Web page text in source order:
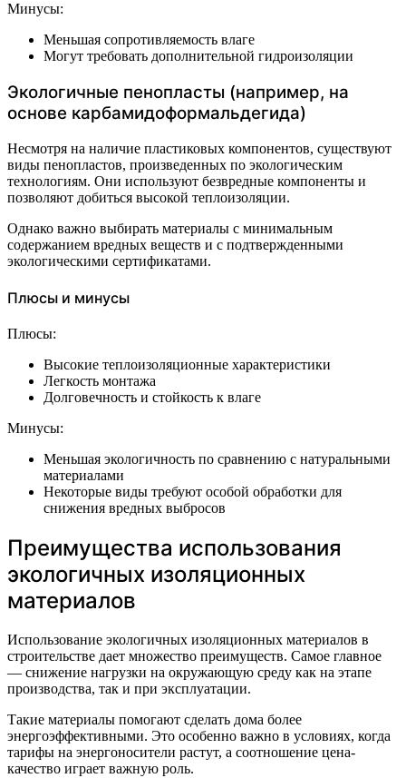
Минусы:
Меньшая сопротивляемость влаге
Могут требовать дополнительной гидроизоляции
Экологичные пенопласты (например, на
основе карбамидоформальдегида)
Несмотря на наличие пластиковых компонентов, существуют
виды пенопластов, произведенных по экологическим
технологиям. Они используют безвредные компоненты и
позволяют добиться высокой теплоизоляции.
Однако важно выбирать материалы с минимальным
содержанием вредных веществ и с подтвержденными
экологическими сертификатами.
Плюсы и минусы
Плюсы:
Высокие теплоизоляционные характеристики
Легкость монтажа
Долговечность и стойкость к влаге
Минусы:
Меньшая экологичность по сравнению с натуральными
материалами
Некоторые виды требуют особой обработки для
снижения вредных выбросов
Преимущества использования
экологичных изоляционных
материалов
Использование экологичных изоляционных материалов в
строительстве дает множество преимуществ. Самое главное
— снижение нагрузки на окружающую среду как на этапе
производства, так и при эксплуатации.
Такие материалы помогают сделать дома более
энергоэффективными. Это особенно важно в условиях, когда
тарифы на энергоносители растут, а соотношение цена-
качество играет важную роль.